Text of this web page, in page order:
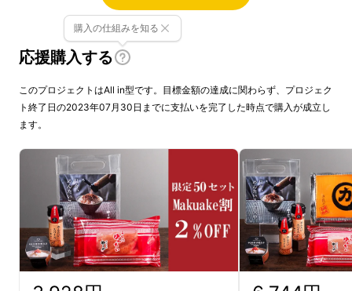
初めてMakuakeプロジェクトにて企画をさせ
ていただいたのが2021年の夏、今まで３回の
企画をさせていただき、多くの方に応援購入を
いただきました。
皆様の応援のおかげで、今までのプロジェクト
の複数の商品が商品化し、店頭に並んだりマク
アケストアにて販売を行ったりしています。
本当にありがとうございます！
応援購入する
購入の仕組みを知る
このプロジェクトはAll in型です。目標金額の達成に関わらず、プロジェク
ト終了日の2023年07月30日までに支払いを完了した時点で購入が成立し
ます。